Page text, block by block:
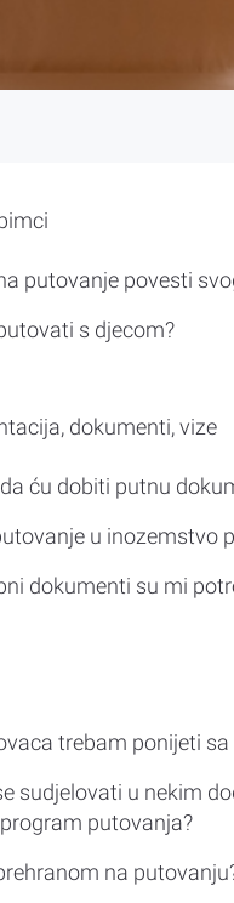
putovanje povesti
s djecom?
dokumenti, vize
ću dobiti putnu
u inozemstvo
dokumenti su mi
trebam ponijeti
sudjelovati u nekim
putovanja?
na